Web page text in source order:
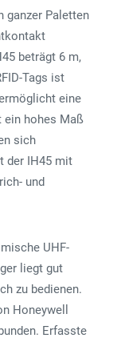
ganzer Paletten
beträgt 6 m,
Tags ist
eine
ein hohes Maß
sich
der IH45 mit
und
UHF-
liegt gut
zu bedienen.
Honeywell
Erfasste